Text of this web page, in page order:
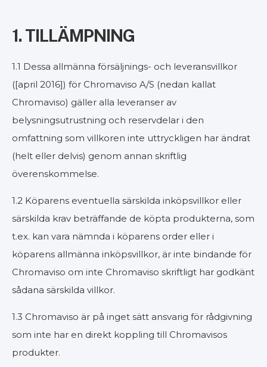
1. TILLÄMPNING
1.1 Dessa allmänna försäljnings- och leveransvillkor
([april 2016]) för Chromaviso A/S (nedan kallat
Chromaviso) gäller alla leveranser av
belysningsutrustning och reservdelar i den
omfattning som villkoren inte uttryckligen har ändrat
(helt eller delvis) genom annan skriftlig
överenskommelse.
1.2 Köparens eventuella särskilda inköpsvillkor eller
särskilda krav beträffande de köpta produkterna, som
t.ex. kan vara nämnda i köparens order eller i
köparens allmänna inköpsvillkor, är inte bindande för
Chromaviso om inte Chromaviso skriftligt har godkänt
sådana särskilda villkor.
1.3 Chromaviso är på inget sätt ansvarig för rådgivning
som inte har en direkt koppling till Chromavisos
produkter.